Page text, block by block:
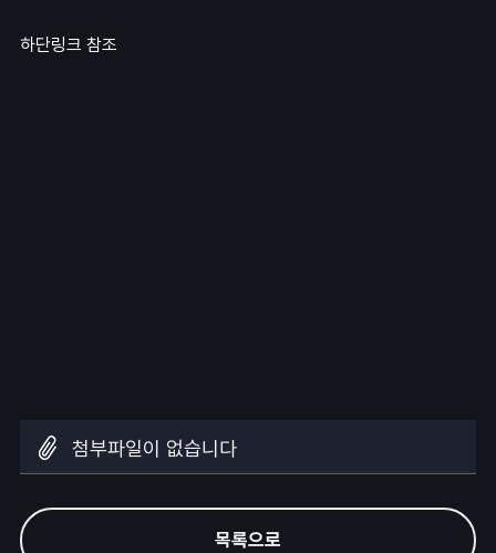
하단링크 참조
첨부파일이 없습니다
목록으로